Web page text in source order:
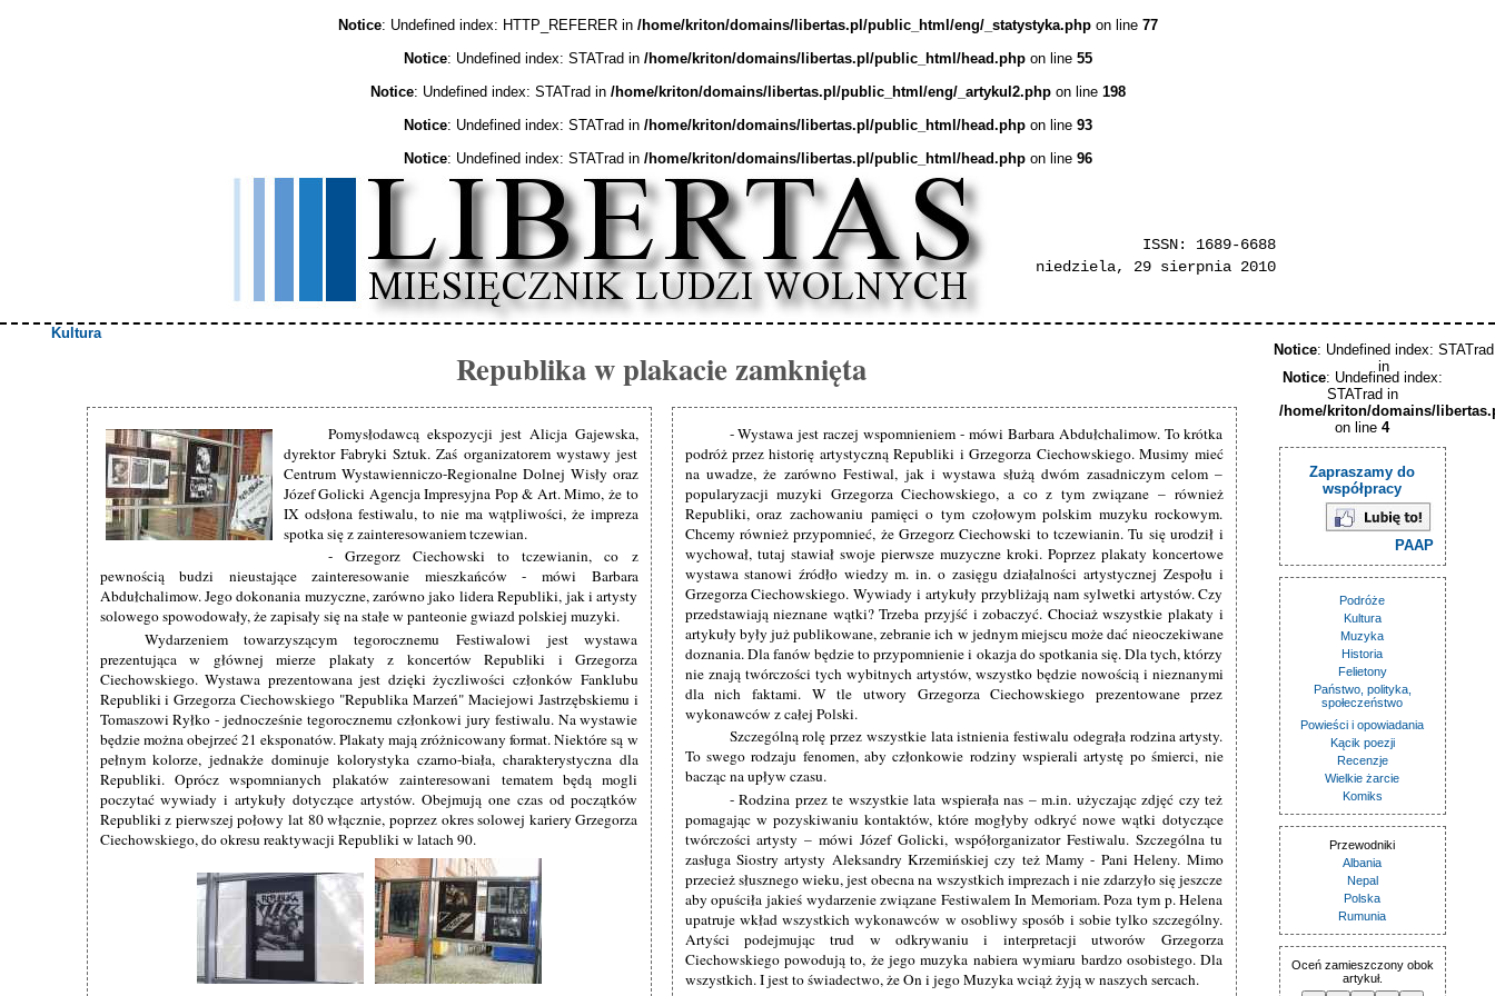
Notice: Undefined index: HTTP_REFERER in /home/kriton/domains/libertas.pl/public_html/eng/_statystyka.phpon line 77
Notice: Undefined index: STATrad in /home/kriton/domains/libertas.pl/public_html/head.phpon line 55
Notice: Undefined index: STATrad in /home/kriton/domains/libertas.pl/public_html/eng/_artykul2.phpon line 198
Notice: Undefined index: STATrad in /home/kriton/domains/libertas.pl/public_html/head.phpon line 93
Notice: Undefined index: STATrad in /home/kriton/domains/libertas.pl/public_html/head.phpon line 96
ISSN: 1689-6688
niedziela, 29 sierpnia 2010
Kultura
Republika w plakacie zamknięta
Pomysłodawcą ekspozycji jest Alicja Gajewska,
dyrektor Fabryki Sztuk. Zaś organizatorem wystawy jest
Centrum Wystawienniczo-Regionalne Dolnej Wisły oraz
Józef Golicki Agencja Impresyjna Pop & Art. Mimo, że to
IX odsłona festiwalu, to nie ma wątpliwości, że impreza
spotka się z zainteresowaniem tczewian.
- Grzegorz Ciechowski to tczewianin, co z
pewnością budzi nieustające zainteresowanie mieszkańców - mówi Barbara
Abdułchalimow. Jego dokonania muzyczne, zarówno jako lidera Republiki, jak i artysty
solowego spowodowały, że zapisały się na stałe w panteonie gwiazd polskiej muzyki.
Wydarzeniem towarzyszącym tegorocznemu Festiwalowi jest wystawa
prezentująca w głównej mierze plakaty z koncertów Republiki i Grzegorza
Ciechowskiego. Wystawa prezentowana jest dzięki życzliwości członków Fanklubu
Republiki i Grzegorza Ciechowskiego "Republika Marzeń" Maciejowi Jastrzębskiemu i
Tomaszowi Ryłko - jednocześnie tegorocznemu członkowi jury festiwalu. Na wystawie
będzie można obejrzeć 21 eksponatów. Plakaty mają zróżnicowany format. Niektóre są w
pełnym kolorze, jednakże dominuje kolorystyka czarno-biała, charakterystyczna dla
Republiki. Oprócz wspomnianych plakatów zainteresowani tematem będą mogli
poczytać wywiady i artykuły dotyczące artystów. Obejmują one czas od początków
Republiki z pierwszej połowy lat 80 włącznie, poprzez okres solowej kariery Grzegorza
Ciechowskiego, do okresu reaktywacji Republiki w latach 90.
- Wystawa jest raczej wspomnieniem - mówi Barbara Abdułchalimow. To krótka
podróż przez historię artystyczną Republiki i Grzegorza Ciechowskiego. Musimy mieć
na uwadze, że zarówno Festiwal, jak i wystawa służą dwóm zasadniczym celom –
popularyzacji muzyki Grzegorza Ciechowskiego, a co z tym związane – również
Republiki, oraz zachowaniu pamięci o tym czołowym polskim muzyku rockowym.
Chcemy również przypomnieć, że Grzegorz Ciechowski to tczewianin. Tu się urodził i
wychował, tutaj stawiał swoje pierwsze muzyczne kroki. Poprzez plakaty koncertowe
wystawa stanowi źródło wiedzy m. in. o zasięgu działalności artystycznej Zespołu i
Grzegorza Ciechowskiego. Wywiady i artykuły przybliżają nam sylwetki artystów. Czy
przedstawiają nieznane wątki? Trzeba przyjść i zobaczyć. Chociaż wszystkie plakaty i
artykuły były już publikowane, zebranie ich w jednym miejscu może dać nieoczekiwane
doznania. Dla fanów będzie to przypomnienie i okazja do spotkania się. Dla tych, którzy
nie znają twórczości tych wybitnych artystów, wszystko będzie nowością i nieznanymi
dla nich faktami. W tle utwory Grzegorza Ciechowskiego prezentowane przez
wykonawców z całej Polski.
Szczególną rolę przez wszystkie lata istnienia festiwalu odegrała rodzina artysty.
To swego rodzaju fenomen, aby członkowie rodziny wspierali artystę po śmierci, nie
bacząc na upływ czasu.
- Rodzina przez te wszystkie lata wspierała nas – m.in. użyczając zdjęć czy też
pomagając w pozyskiwaniu kontaktów, które mogłyby odkryć nowe wątki dotyczące
twórczości artysty – mówi Józef Golicki, współorganizator Festiwalu. Szczególna tu
zasługa Siostry artysty Aleksandry Krzemińskiej czy też Mamy - Pani Heleny. Mimo
przecież słusznego wieku, jest obecna na wszystkich imprezach i nie zdarzyło się jeszcze
aby opuściła jakieś wydarzenie związane Festiwalem In Memoriam. Poza tym p. Helena
upatruje wkład wszystkich wykonawców w osobliwy sposób i sobie tylko szczególny.
Artyści podejmując trud w odkrywaniu i interpretacji utworów Grzegorza
Ciechowskiego powodują to, że jego muzyka nabiera wymiaru bardzo osobistego. Dla
wszystkich. I jest to świadectwo, że On i jego Muzyka wciąż żyją w naszych sercach.
Notice: Undefined index:
STATrad in
/home/kriton/domains/
on line 4
Zapraszamy do
współpracy
PAAP
Podróże
Kultura
Muzyka
Historia
Felietony
Państwo, polityka,
społeczeństwo
Powieści i opowiadania
Kącik poezji
Recenzje
Wielkie żarcie
Komiks
Przewodniki
Albania
Nepal
Polska
Rumunia
Oceń zamieszczony obok
artykuł.
Notice: Undefined index: STATrad
in